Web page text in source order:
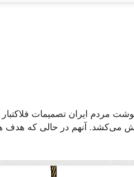
مردم ایران تصمیمات فلاکتبار
می‌کشد. آنهم در حالی که هدف